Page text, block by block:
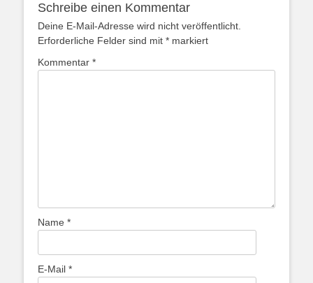
Schreibe einen Kommentar
Deine E-Mail-Adresse wird nicht veröffentlicht.
Erforderliche Felder sind mit * markiert
Kommentar *
Name *
E-Mail *